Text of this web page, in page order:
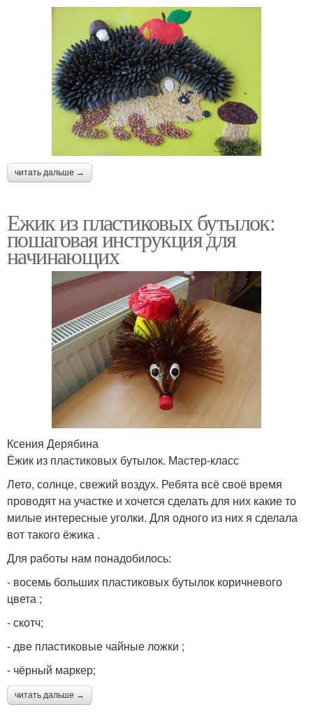
читать дальше →
Ежик из пластиковых бутылок:
пошаговая инструкция для
начинающих
Ксения Дерябина
Ёжик из пластиковых бутылок. Мастер-класс
Лето, солнце, свежий воздух. Ребята всё своё время
проводят на участке и хочется сделать для них какие то
милые интересные уголки. Для одного из них я сделала
вот такого ёжика .
Для работы нам понадобилось:
- восемь больших пластиковых бутылок коричневого
цвета ;
- скотч;
- две пластиковые чайные ложки ;
- чёрный маркер;
читать дальше →